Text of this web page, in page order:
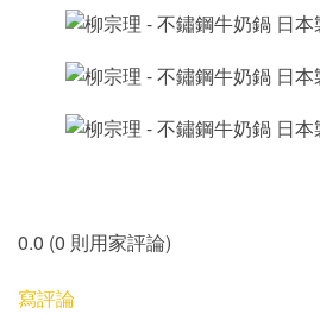
0.0 (0 則用家評論)
寫評論